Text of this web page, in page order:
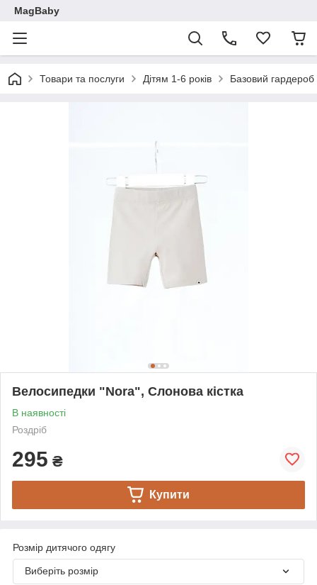
MagBaby
Товари та послуги Дітям 1-6 років Базовий гардероб
Велосипедки "Nora", Слонова кістка
В наявності
Роздріб
295 ₴
Купити
Розмір дитячого одягу
Виберіть розмір